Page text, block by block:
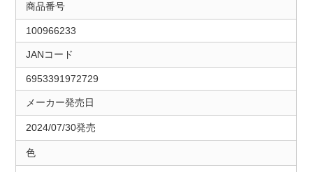
商品番号
100966233
JANコード
6953391972729
メーカー発売日
2024/07/30発売
色